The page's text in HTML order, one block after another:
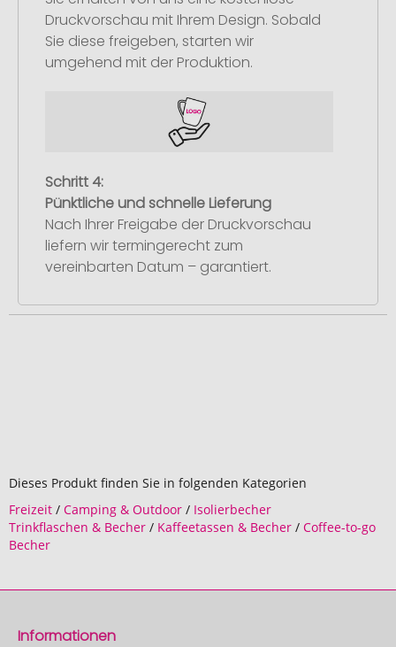
Druckvorschau mit Ihrem Design. Sobald
Sie diese freigeben, starten wir
umgehend mit der Produktion.
Schritt 4:
Pünktliche und schnelle Lieferung
Nach Ihrer Freigabe der Druckvorschau
liefern wir termingerecht zum
vereinbarten Datum – garantiert.
Dieses Produkt finden Sie in folgenden Kategorien
Freizeit / Camping & Outdoor / Isolierbecher
Trinkflaschen & Becher / Kaffeetassen & Becher / Coffee-to-go
Becher
Informationen